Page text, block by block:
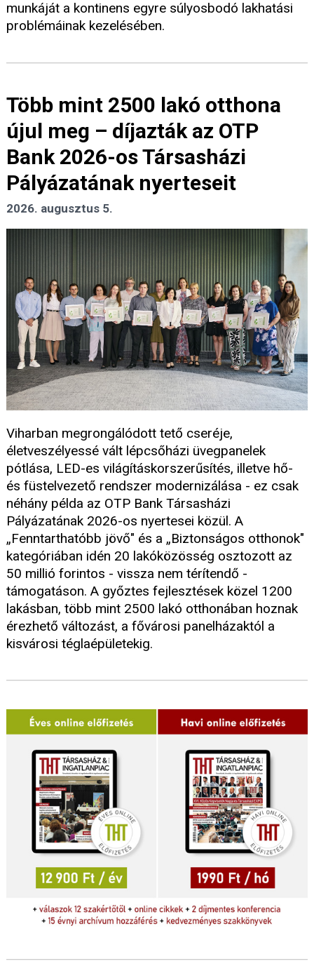
munkáját a kontinens egyre súlyosbodó lakhatási
problémáinak kezelésében.
Több mint 2500 lakó otthona
újul meg – díjazták az OTP
Bank 2026-os Társasházi
Pályázatának nyerteseit
2026. augusztus 5.
Viharban megrongálódott tető cseréje,
életveszélyessé vált lépcsőházi üvegpanelek
pótlása, LED-es világításkorszerűsítés, illetve hő-
és füstelvezető rendszer modernizálása - ez csak
néhány példa az OTP Bank Társasházi
Pályázatának 2026-os nyertesei közül. A
„Fenntarthatóbb jövő" és a „Biztonságos otthonok"
kategóriában idén 20 lakóközösség osztozott az
50 millió forintos - vissza nem térítendő -
támogatáson. A győztes fejlesztések közel 1200
lakásban, több mint 2500 lakó otthonában hoznak
érezhető változást, a fővárosi panelházaktól a
kisvárosi téglaépületekig.